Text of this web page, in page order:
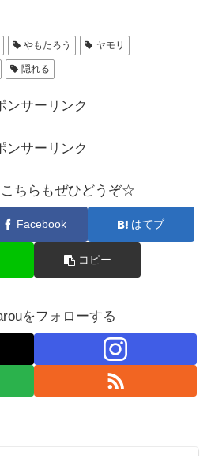
やもたろう ヤモリ
隠れる
ンサーリンク
ンサーリンク
ちらもぜひどうぞ☆
Facebook はてブ
コピー
をフォローする